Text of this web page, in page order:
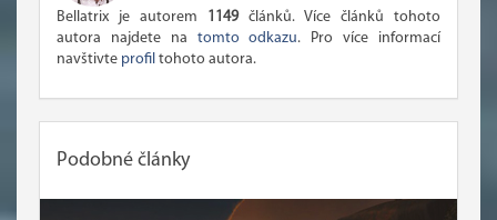
Bellatrix je autorem 1149článků. Více článků tohoto
autora najdete na tomto odkazu. Pro více informací
navštivte profil tohoto autora.
Podobné články